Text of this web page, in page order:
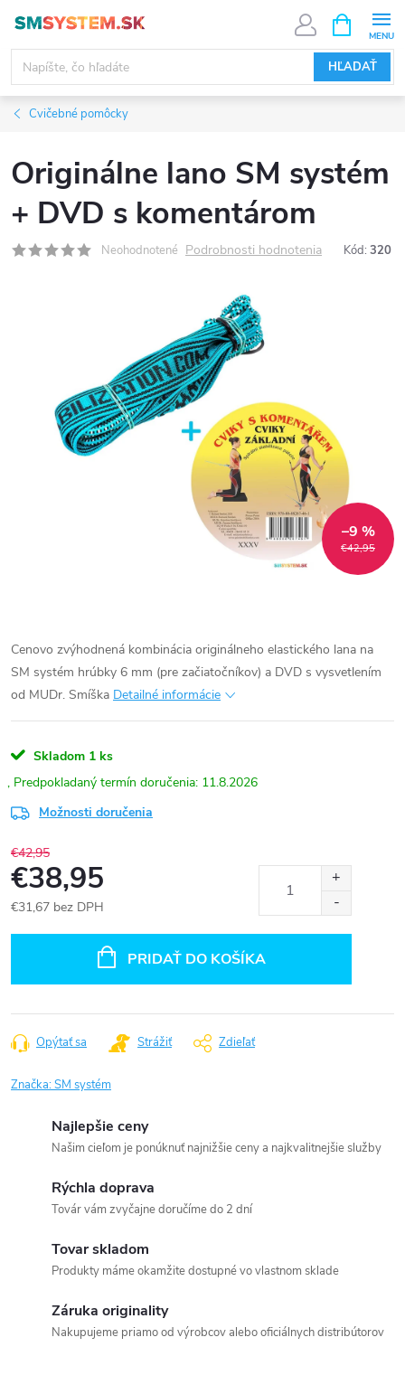
obsah
HĽADAŤ
KOŠÍK
Cvičebné pomôcky
Originálne lano SM systém
+ DVD s komentárom
Neohodnotené Podrobnosti hodnotenia Kód: 320
€42,95
–9 %
Cenovo zvýhodnená kombinácia originálneho elastického lana na
SM systém hrúbky 6 mm (pre začiatočníkov) a DVD s vysvetlením
od MUDr. Smíška Detailné informácie
Skladom 1 ks
11.8.2026
Možnosti doručenia
€42,95
€38,95
€31,67 bez DPH
PRIDAŤ DO KOŠÍKA
Opýtať sa Strážiť Zdieľať
Značka:SM systém
Najlepšie ceny
Našim cieľom je ponúknuť najnižšie ceny a najkvalitnejšie služby
Rýchla doprava
Továr vám zvyčajne doručíme do 2 dní
Tovar skladom
Produkty máme okamžite dostupné vo vlastnom sklade
Záruka originality
Nakupujeme priamo od výrobcov alebo oficiálnych distribútorov